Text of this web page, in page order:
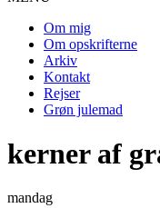
Om mig
Om opskrifterne
Arkiv
Kontakt
Rejser
Grøn julemad
kerner af
mandag